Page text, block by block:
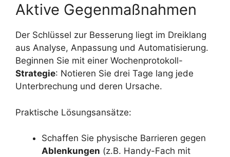
Aktive Gegenmaßnahmen
Der Schlüssel zur Besserung liegt im Dreiklang
aus Analyse, Anpassung und Automatisierung.
Beginnen Sie mit einer Wochenprotokoll-
Strategie: Notieren Sie drei Tage lang jede
Unterbrechung und deren Ursache.
Praktische Lösungsansätze:
Schaffen Sie physische Barrieren gegen
Ablenkungen (z.B. Handy-Fach mit